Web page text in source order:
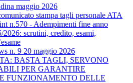
maggio 2026
stampa tagli personale ATA
n.570 - Adempimenti fine anno
2026: scrutini, credito, esami,
n. 9 20 maggio 2026
BASTA TAGLI, SERVONO
PER GARANTIRE
FUNZIONAMENTO DELLE